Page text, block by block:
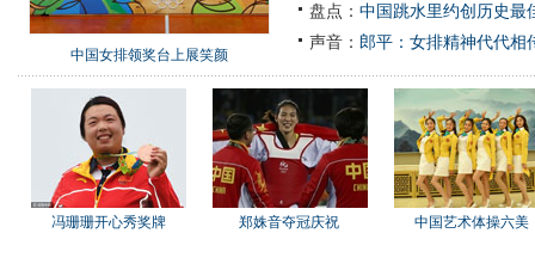
中国女排领奖台上展笑颜
盘点： 中国跳水里约创历史最
声音： 郎平：女排精神代代相
冯珊珊开心秀奖牌 郑姝音夺冠庆祝 中国艺术体操六美